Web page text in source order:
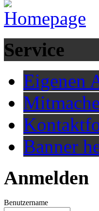
Service
Eigenen
Banner
Anmelden
Benutzername